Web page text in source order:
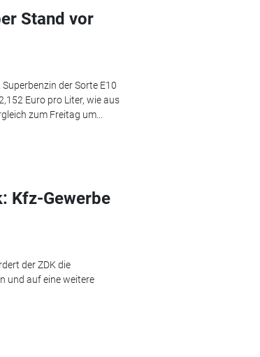
Stand vor
der Sorte E10
Euro pro Liter, wie aus
zum Freitag um...
Kfz-Gewerbe
der ZDK die
und auf eine weitere